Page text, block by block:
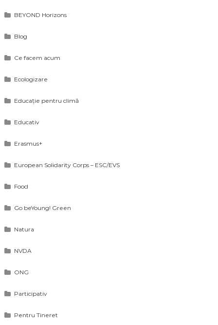
BEYOND Horizons
Blog
Ce facem acum
Ecologizare
Educație pentru climă
Educativ
Erasmus+
European Solidarity Corps – ESC/EVS
Food
Go beYoung! Green
Natura
NVDA
ONG
Participativ
Pentru Tineret